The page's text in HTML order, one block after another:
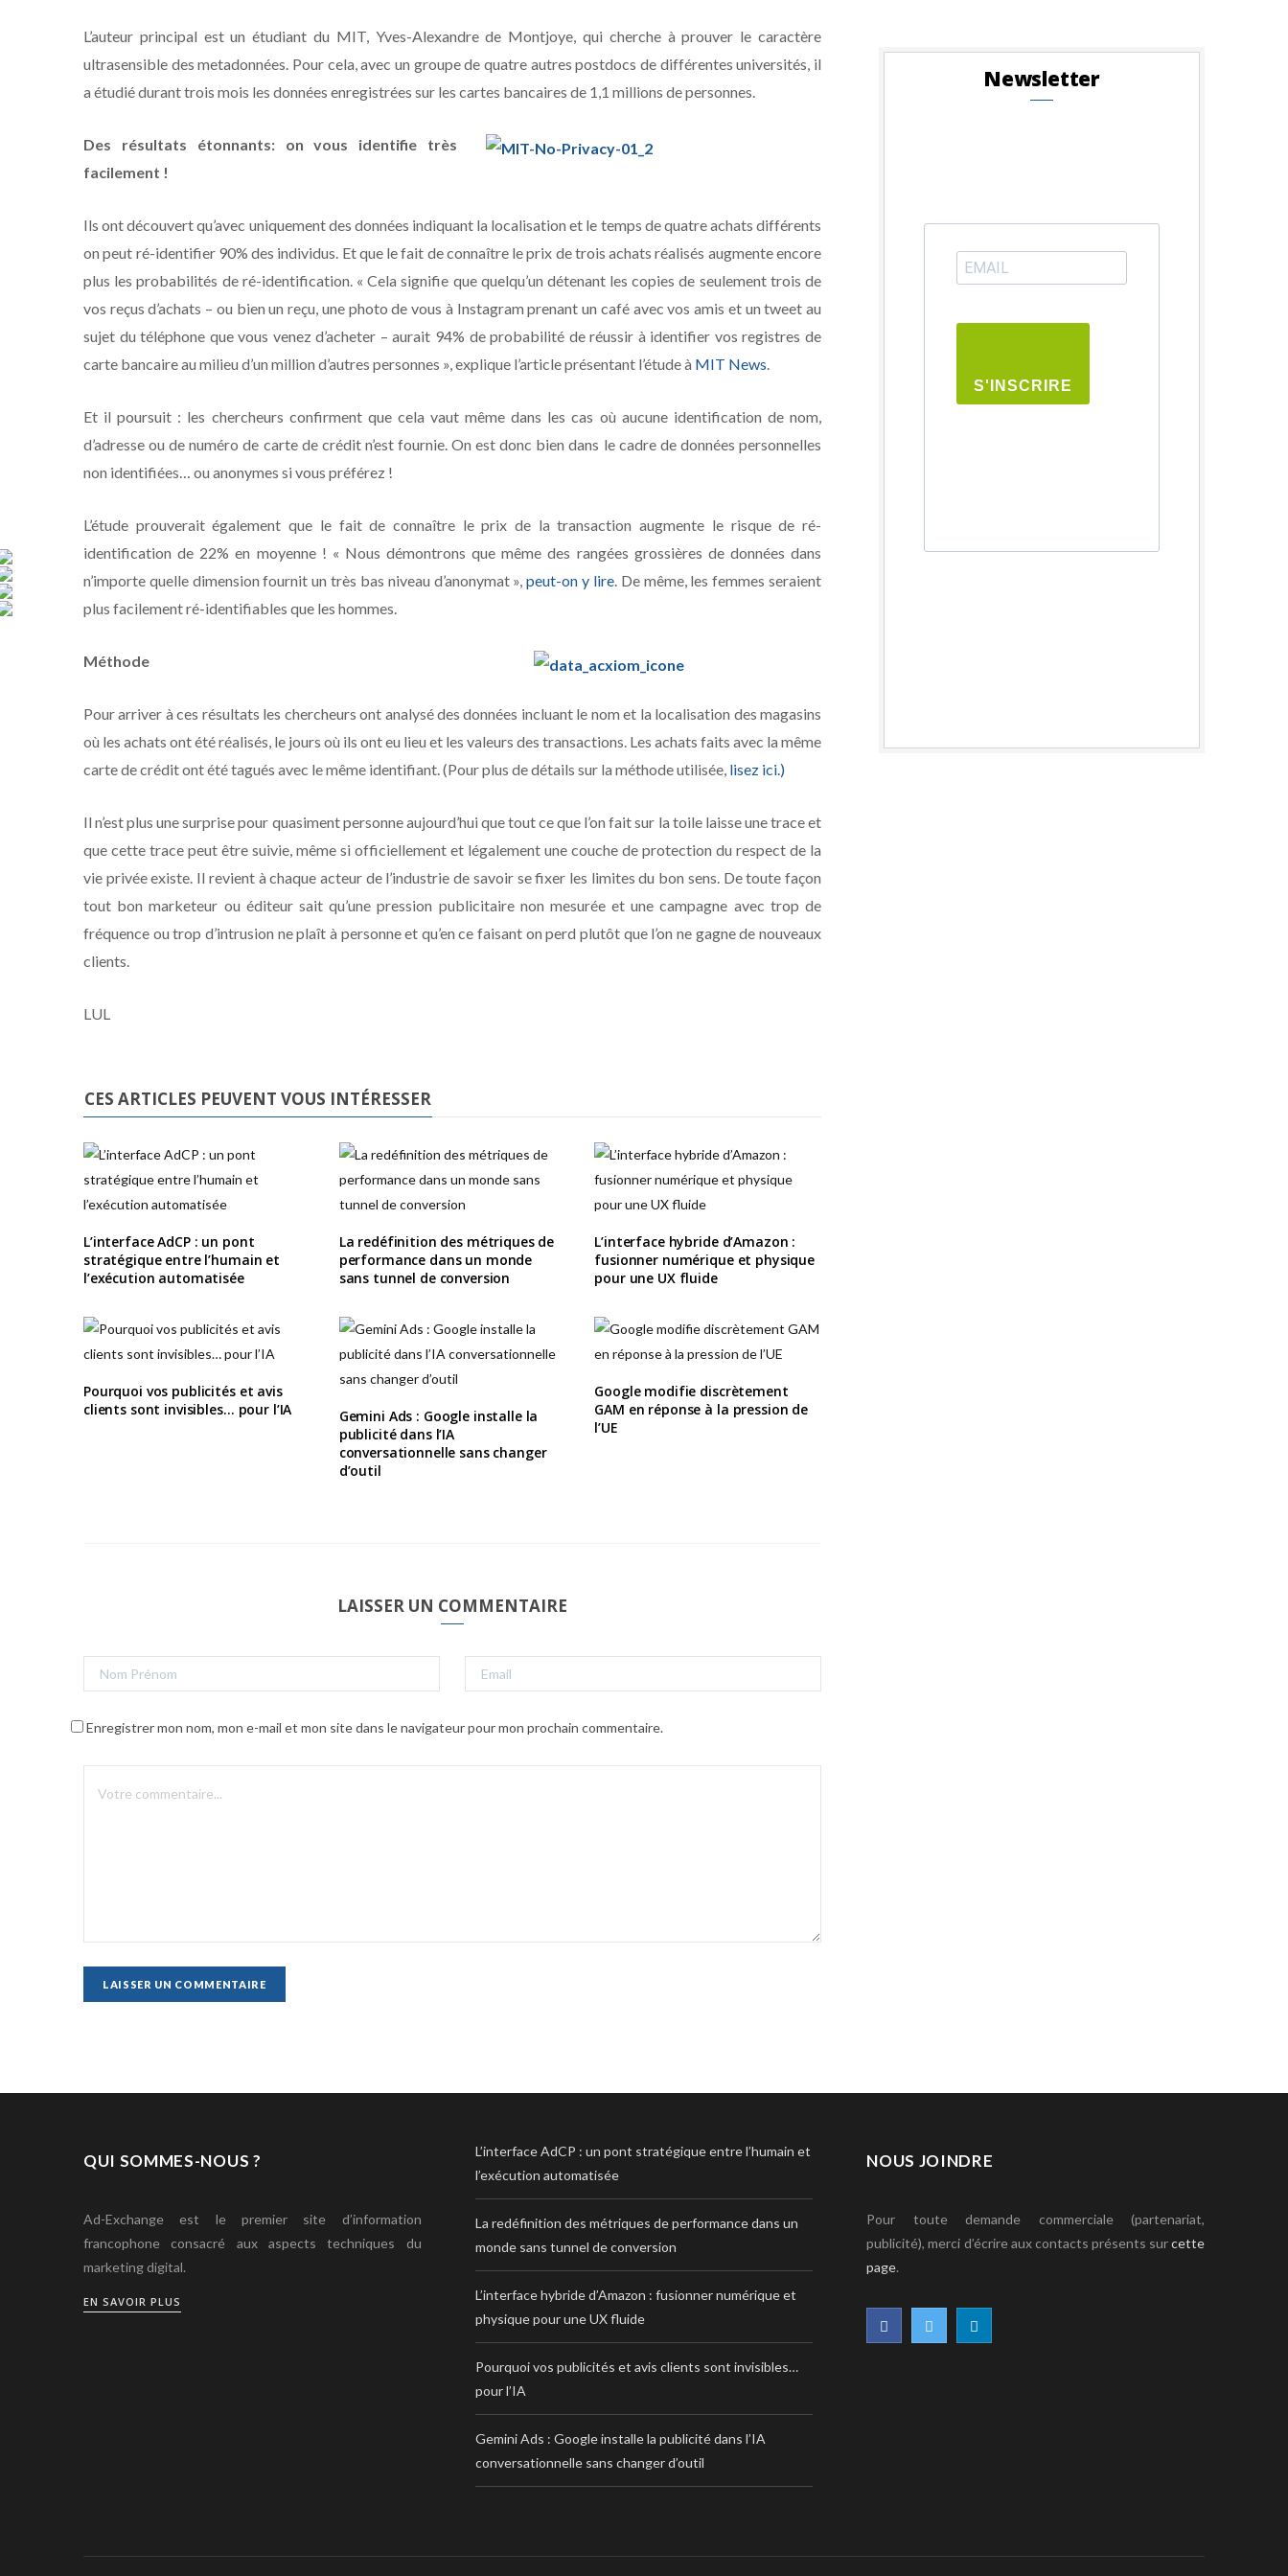
L’auteur principal est un étudiant du MIT, Yves-Alexandre de Montjoye, qui cherche à prouver le caractère
ultrasensible des metadonnées. Pour cela, avec un groupe de quatre autres postdocs de différentes universités, il
a étudié durant trois mois les données enregistrées sur les cartes bancaires de 1,1 millions de personnes.
Des résultats étonnants: on vous identifie très
facilement !
Ils ont découvert qu’avec uniquement des données indiquant la localisation et le temps de quatre achats différents
on peut ré-identifier 90% des individus. Et que le fait de connaître le prix de trois achats réalisés augmente encore
plus les probabilités de ré-identification. « Cela signifie que quelqu’un détenant les copies de seulement trois de
vos reçus d’achats – ou bien un reçu, une photo de vous à Instagram prenant un café avec vos amis et un tweet au
sujet du téléphone que vous venez d’acheter – aurait 94% de probabilité de réussir à identifier vos registres de
carte bancaire au milieu d’un million d’autres personnes », explique l’article présentant l’étude à MIT News
Et il poursuit : les chercheurs confirment que cela vaut même dans les cas où aucune identification de nom,
d’adresse ou de numéro de carte de crédit n’est fournie. On est donc bien dans le cadre de données personnelles
non identifiées… ou anonymes si vous préférez !
L’étude prouverait également que le fait de connaître le prix de la transaction augmente le risque de ré-
identification de 22% en moyenne ! « Nous démontrons que même des rangées grossières de données dans
n’importe quelle dimension fournit un très bas niveau d’anonymat »,peut-on y lire. De même, les femmes seraient
plus facilement ré-identifiables que les hommes.
Méthode
Pour arriver à ces résultats les chercheurs ont analysé des données incluant le nom et la localisation des magasins
où les achats ont été réalisés, le jours où ils ont eu lieu et les valeurs des transactions. Les achats faits avec la même
carte de crédit ont été tagués avec le même identifiant. (Pour plus de détails sur la méthode utilisée, lisez ici.)
Il n’est plus une surprise pour quasiment personne aujourd’hui que tout ce que l’on fait sur la toile laisse une trace et
que cette trace peut être suivie, même si officiellement et légalement une couche de protection du respect de la
vie privée existe. Il revient à chaque acteur de l’industrie de savoir se fixer les limites du bon sens. De toute façon
tout bon marketeur ou éditeur sait qu’une pression publicitaire non mesurée et une campagne avec trop de
fréquence ou trop d’intrusion ne plaît à personne et qu’en ce faisant on perd plutôt que l’on ne gagne de nouveaux
clients.
LUL
CES ARTICLES PEUVENT VOUS INTÉRESSER
L’interface AdCP : un pont
stratégique entre l’humain et
l’exécution automatisée
La redéfinition des métriques de
performance dans un monde
sans tunnel de conversion
L’interface hybride d’Amazon :
fusionner numérique et physique
pour une UX fluide
Pourquoi vos publicités et avis
clients sont invisibles… pour l’IA
Gemini Ads : Google installe la
publicité dans l’IA
conversationnelle sans changer
d’outil
Google modifie discrètement
GAM en réponse à la pression de
l’UE
LAISSER UN COMMENTAIRE
Enregistrer mon nom, mon e-mail et mon site dans le navigateur pour mon prochain commentaire.
Newsletter
S'INSCRIRE
QUI SOMMES-NOUS ?
Ad-Exchange est le premier site d’information
francophone consacré aux aspects techniques du
marketing digital.
EN SAVOIR PLUS
L’interface AdCP : un pont stratégique entre l’humain et
l’exécution automatisée
La redéfinition des métriques de performance dans un
monde sans tunnel de conversion
L’interface hybride d’Amazon : fusionner numérique et
physique pour une UX fluide
Pourquoi vos publicités et avis clients sont invisibles…
pour l’IA
Gemini Ads : Google installe la publicité dans l’IA
conversationnelle sans changer d’outil
NOUS JOINDRE
Pour toute demande commerciale (partenariat,
publicité), merci d’écrire aux contacts présents surcette
page.